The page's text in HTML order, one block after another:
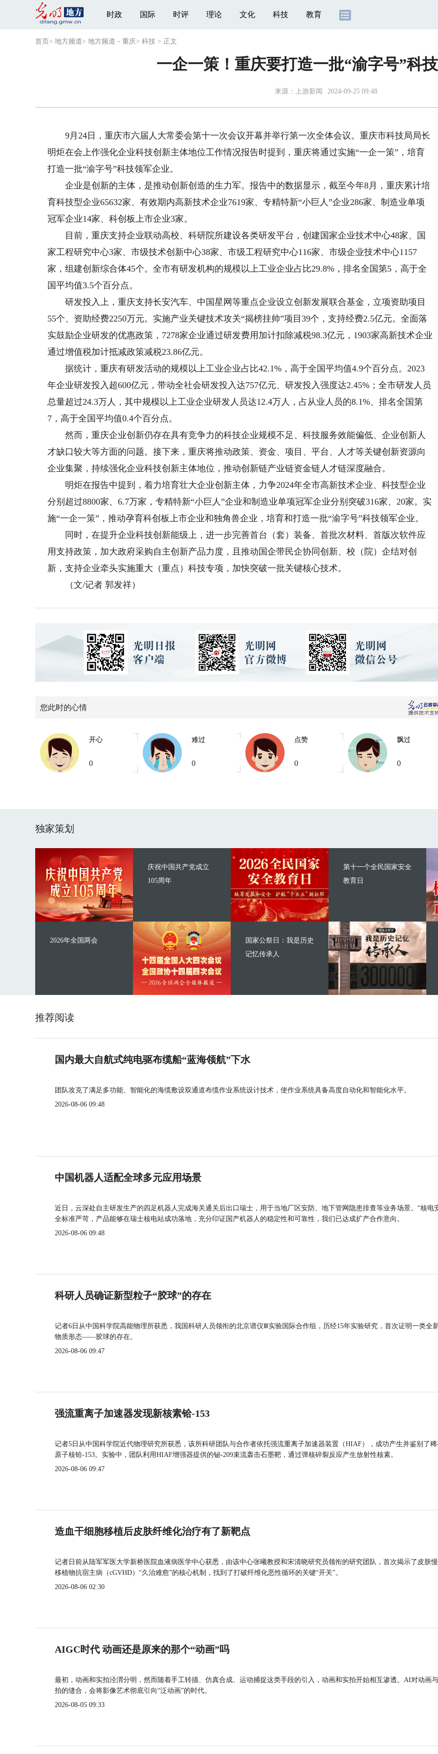
时政 国际 时评 理论 文化 科技 教育
首页 > 地方频道> 地方频道－重庆> 科技 > 正文
一企一策！重庆要打造一批“渝字号”科
来源： 上游新闻 2024-09-25 09:48
9月24日，重庆市六届人大常委会第十一次会议开幕并举行第一次全体会议。重庆市科技局局长
明炬在会上作强化企业科技创新主体地位工作情况报告时提到，重庆将通过实施“一企一策”，培育
打造一批“渝字号”科技领军企业。
企业是创新的主体，是推动创新创造的生力军。报告中的数据显示，截至今年8月，重庆累计培
育科技型企业65632家、有效期内高新技术企业7619家、专精特新“小巨人”企业286家、制造业单项
冠军企业14家、科创板上市企业3家。
目前，重庆支持企业联动高校、科研院所建设各类研发平台，创建国家企业技术中心48家、国
家工程研究中心3家、市级技术创新中心38家、市级工程研究中心116家、市级企业技术中心1157
家，组建创新综合体45个。全市有研发机构的规模以上工业企业占比29.8%，排名全国第5，高于全
国平均值3.5个百分点。
研发投入上，重庆支持长安汽车、中国星网等重点企业设立创新发展联合基金，立项资助项目
55个、资助经费2250万元。实施产业关键技术攻关“揭榜挂帅”项目39个，支持经费2.5亿元。全面落
实鼓励企业研发的优惠政策，7278家企业通过研发费用加计扣除减税98.3亿元，1903家高新技术企业
通过增值税加计抵减政策减税23.86亿元。
据统计，重庆有研发活动的规模以上工业企业占比42.1%，高于全国平均值4.9个百分点。2023
年企业研发投入超600亿元，带动全社会研发投入达757亿元、研发投入强度达2.45%；全市研发人员
总量超过24.3万人，其中规模以上工业企业研发人员达12.4万人，占从业人员的8.1%、排名全国第
7，高于全国平均值0.4个百分点。
然而，重庆企业创新仍存在具有竞争力的科技企业规模不足、科技服务效能偏低、企业创新人
才缺口较大等方面的问题。接下来，重庆将推动政策、资金、项目、平台、人才等关键创新资源向
企业集聚，持续强化企业科技创新主体地位，推动创新链产业链资金链人才链深度融合。
明炬在报告中提到，着力培育壮大企业创新主体，力争2024年全市高新技术企业、科技型企业
分别超过8800家、6.7万家，专精特新“小巨人”企业和制造业单项冠军企业分别突破316家、20家。实
施“一企一策”，推动孕育科创板上市企业和独角兽企业，培育和打造一批“渝字号”科技领军企业。
同时，在提升企业科技创新能级上，进一步完善首台（套）装备、首批次材料、首版次软件应
用支持政策，加大政府采购自主创新产品力度，且推动国企带民企协同创新、校（院）企结对创
新，支持企业牵头实施重大（重点）科技专项，加快突破一批关键核心技术。
（文/记者 郭发祥）
您此时的心情
开心
0
难过
0
点赞
0
飘过
0
独家策划
庆祝中国共产党成立
105周年
2026年全国两会
第十一个全民国家安全
教育日
国家公祭日：我是历史
记忆传承人
推荐阅读
国内最大自航式纯电驱布缆船“蓝海领航”下水
团队攻克了满足多功能、智能化的海缆敷设双通道布缆作业系统设计技术，使作业系统具备高度自动化和智能化水平。
2026-08-06 09:48
中国机器人适配全球多元应用场景
近日，云深处自主研发生产的四足机器人完成海关通关后出口瑞士，用于当地厂区安防、地下管网隐患排查等业务场景。“核电
全标准严苛，产品能够在瑞士核电站成功落地，充分印证国产机器人的稳定性和可靠性，我们已达成扩产合作意向。
2026-08-06 09:48
科研人员确证新型粒子“胶球”的存在
记者6日从中国科学院高能物理所获悉，我国科研人员领衔的北京谱仪Ⅲ实验国际合作组，历经15年实验研究，首次证明一类全
物质形态——胶球的存在。
2026-08-06 09:47
强流重离子加速器发现新核素铪-153
记者5日从中国科学院近代物理研究所获悉，该所科研团队与合作者依托强流重离子加速器装置（HIAF），成功产生并鉴别了
原子核铪-153。实验中，团队利用HIAF增强器提供的铋-209束流轰击石墨靶，通过弹核碎裂反应产生放射性核素。
2026-08-06 09:47
造血干细胞移植后皮肤纤维化治疗有了新靶点
记者日前从陆军军医大学新桥医院血液病医学中心获悉，由该中心张曦教授和宋清晓研究员领衔的研究团队，首次揭示了皮肤
移植物抗宿主病（cGVHD）“久治难愈”的核心机制，找到了打破纤维化恶性循环的关键“开关”。
2026-08-06 02:30
AIGC时代 动画还是原来的那个“动画”吗
最初，动画和实拍泾渭分明，然而随着手工转描、仿真合成、运动捕捉这类手段的引入，动画和实拍开始相互渗透。AI对动画
拍的缝合，会将影像艺术彻底引向“泛动画”的时代。
2026-08-05 09:33